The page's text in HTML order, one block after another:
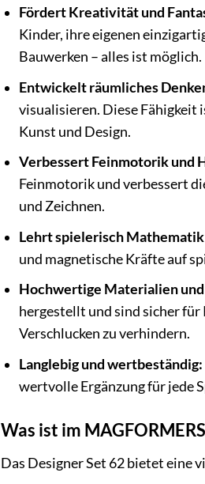
Fördert Kreativität und
Kinder, ihre eigenen
Bauwerken – alles ist möglich.
Entwickelt räumliches
visualisieren. Diese Fähigkeit
Kunst und Design.
Verbessert Feinmotorik und
Feinmotorik und verbessert
und Zeichnen.
Lehrt spielerisch
und magnetische Kräfte auf
Hochwertige Materialien
hergestellt und sind sicher
Verschlucken zu verhindern.
Langlebig und wertbeständig:
wertvolle Ergänzung für jede
Was ist im
Das Designer Set 62 bietet eine